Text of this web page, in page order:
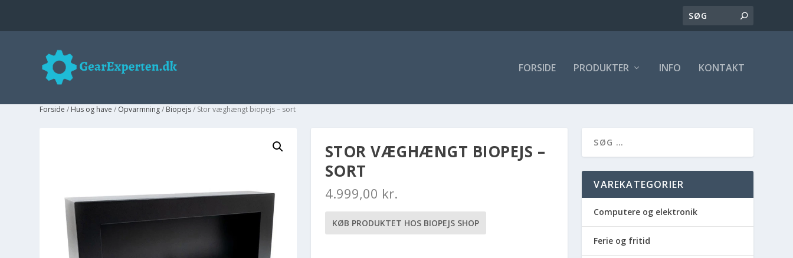
FORSIDE PRODUKTER INFO KONTAKT
Forside / Hus og have / Opvarmning/ Biopejs/ Stor væghængt biopejs – sort
STOR VÆGHÆNGT BIOPEJS –
SORT
4.999,00 kr.
KØB PRODUKTET HOS BIOPEJS SHOP
VAREKATEGORIER
Computere og elektronik
Ferie og fritid